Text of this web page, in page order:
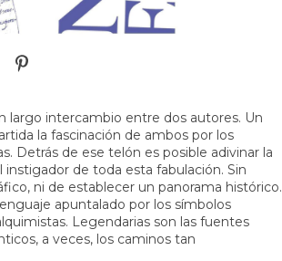
largo intercambio entre dos autores. Un
la fascinación de ambos por los
Detrás de ese telón es posible adivinar la
de toda esta fabulación. Sin
ni de establecer un panorama histórico.
apuntalado por los símbolos
Legendarias son las fuentes
a veces, los caminos tan